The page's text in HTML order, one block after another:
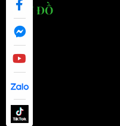
BẢN ĐỒ